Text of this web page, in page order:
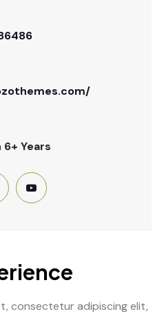
Years
consectetur adipiscing elit,